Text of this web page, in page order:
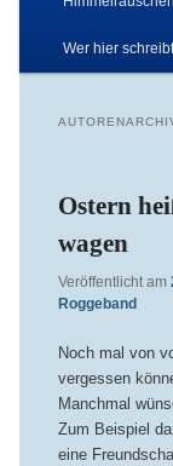
Wer hier
Ostern
wagen
Veröffentlicht am
Roggeband
Noch mal von
vergessen
Manchmal
Zum Beispiel
eine